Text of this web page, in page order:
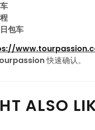
包车
快速确认。
ALSO